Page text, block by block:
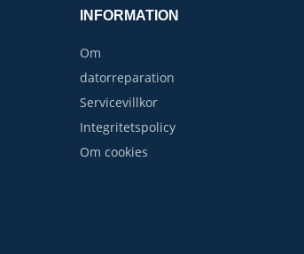
INFORMATION
Om
datorreparation
Servicevillkor
Integritetspolicy
Om cookies